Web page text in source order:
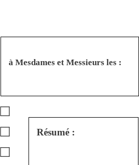
à Mesdames et Messieurs les :
☐
☐
☐
Résumé :